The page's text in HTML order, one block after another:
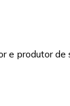
e produtor de